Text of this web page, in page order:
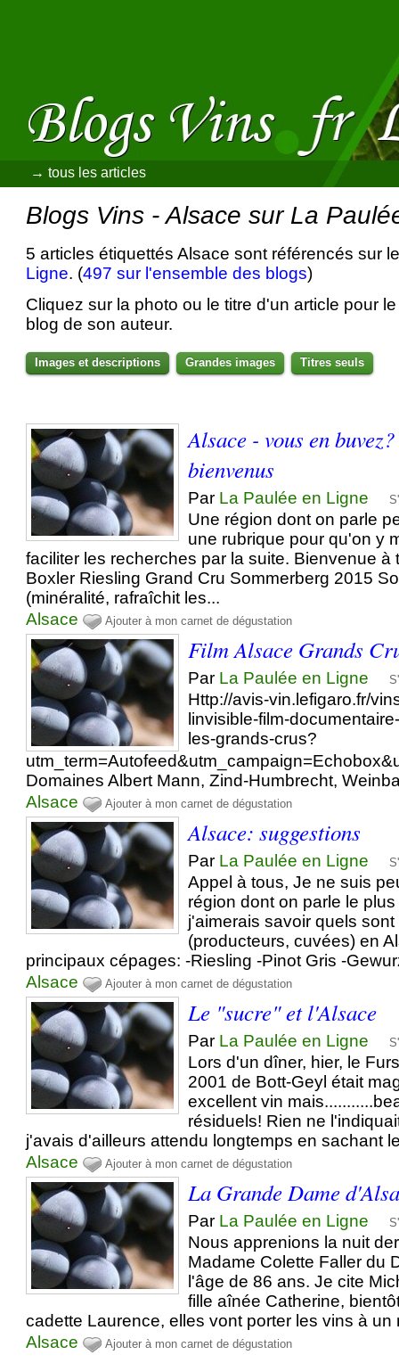
→ tous les articles
Blogs Vins - Alsace sur La
5 articles étiquettés Alsace sont référencés sur
Ligne. (497 sur l'ensemble des blogs)
Cliquez sur la photo ou le titre d'un article pour
blog de son auteur.
Images et descriptions Grandes images Titres seuls
Alsace - vous en
bienvenus
Par La Paulée en Ligne
Une région dont on parle
une rubrique pour qu'on y
faciliter les recherches par la suite. Bienvenue à
Boxler Riesling Grand Cru Sommerberg 2015
(minéralité, rafraîchit les...
Alsace
Ajouter à mon carnet de dégustation
Film Alsace Grands
Par La Paulée en Ligne
Http://avis-vin.lefigaro.fr/
linvisible-film-
les-grands-crus?
Domaines Albert Mann, Zind-Humbrecht,
Alsace
Ajouter à mon carnet de dégustation
Alsace: suggestions
Par La Paulée en Ligne
Appel à tous, Je ne suis
région dont on parle le
j'aimerais savoir quels
(producteurs, cuvées) en
principaux cépages: -Riesling -Pinot Gris -
Alsace
Ajouter à mon carnet de dégustation
Le "sucre" et l'Alsace
Par La Paulée en Ligne
Lors d'un dîner, hier, le
2001 de Bott-Geyl était
excellent vin
résiduels! Rien ne
j'avais d'ailleurs attendu longtemps en sachant
Alsace
Ajouter à mon carnet de dégustation
La Grande Dame
Par La Paulée en Ligne
Nous apprenions la nuit
Madame Colette Faller du
l'âge de 86 ans. Je cite
fille aînée Catherine,
cadette Laurence, elles vont porter les vins à un
Alsace
Ajouter à mon carnet de dégustation